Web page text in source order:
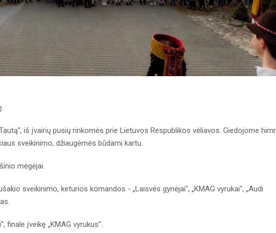
iš įvairių pusių rinkomės prie Lietuvos Respublikos vėliavos. Giedojome
sveikinimo, džiaugėmės būdami kartu.
mėgėjai.
sveikinimo, keturios komandos - „Laisvės gynėjai", „KMAG vyrukai", „Audi
finale įveikę „KMAG vyrukus".